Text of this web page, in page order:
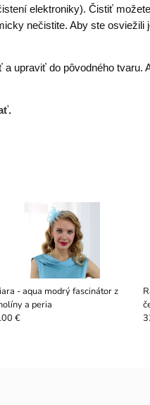
elektroniky). Čistiť
nečistite. Aby ste osviežili
upraviť do pôvodného tvaru.
- aqua modrý fascinátor z
a peria
€